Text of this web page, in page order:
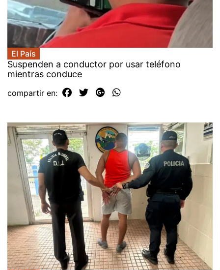
El País
Suspenden a conductor por usar teléfono
mientras conduce
compartir en: